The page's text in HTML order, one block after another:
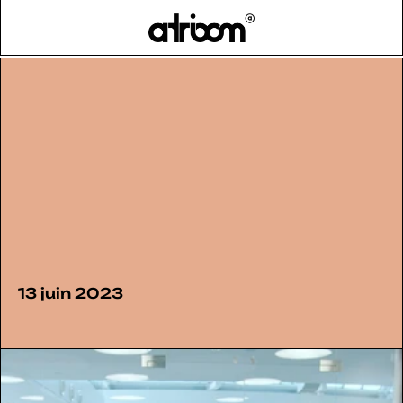
13 juin 2023